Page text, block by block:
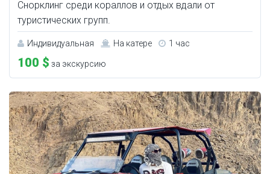
Снорклинг среди кораллов и отдых вдали от
туристических групп.
Индивидуальная На катере 1 час
100 $ за экскурсию